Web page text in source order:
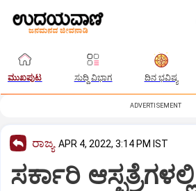
ಮುಖಪುಟ ಸುದ್ದಿ ವಿಭಾಗ ದಿನ ಭವಿಷ್ಯ
ADVERTISEMENT
ರಾಜ್ಯ APR 4, 2022, 3:14 PM IST
ಸರ್ಕಾರಿ